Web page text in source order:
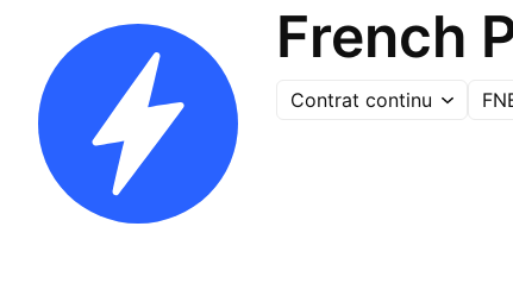
French
Contrat continu